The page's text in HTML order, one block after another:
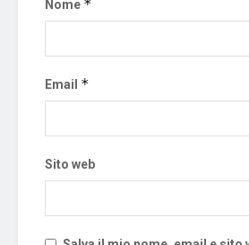
Nome *
Email *
Sito web